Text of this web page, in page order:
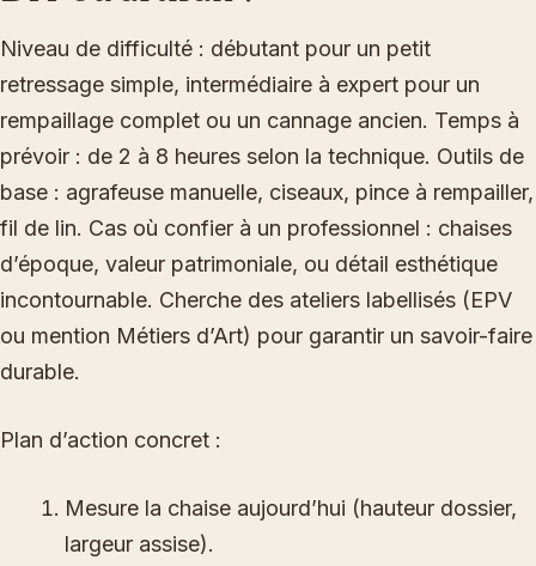
Niveau de difficulté : débutant pour un petit
retressage simple, intermédiaire à expert pour un
rempaillage complet ou un cannage ancien. Temps à
prévoir : de 2 à 8 heures selon la technique. Outils de
base : agrafeuse manuelle, ciseaux, pince à rempailler,
fil de lin. Cas où confier à un professionnel : chaises
d’époque, valeur patrimoniale, ou détail esthétique
incontournable. Cherche des ateliers labellisés (EPV
ou mention Métiers d’Art) pour garantir un savoir-faire
durable.
Plan d’action concret :
Mesure la chaise aujourd’hui (hauteur dossier,
largeur assise).